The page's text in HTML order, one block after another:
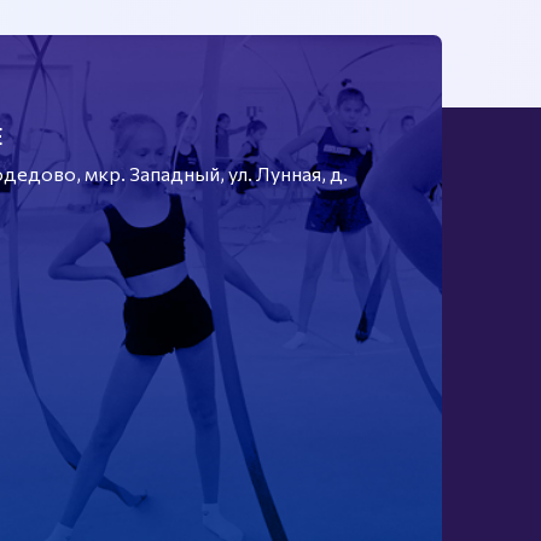
мкр. Западный, ул. Лунная, д.